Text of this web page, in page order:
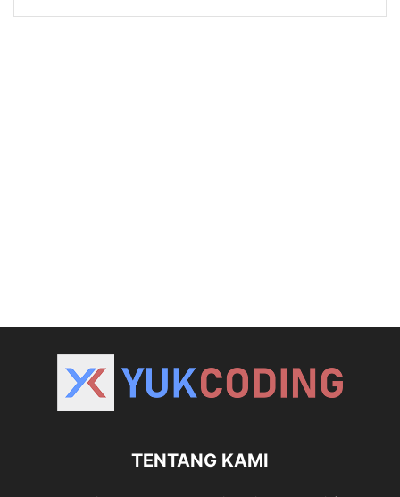
TENTANG KAMI